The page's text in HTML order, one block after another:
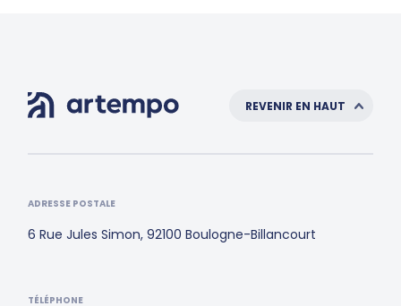
REVENIR EN HAUT
ADRESSE POSTALE
6 Rue Jules Simon, 92100 Boulogne-Billancourt
TÉLÉPHONE